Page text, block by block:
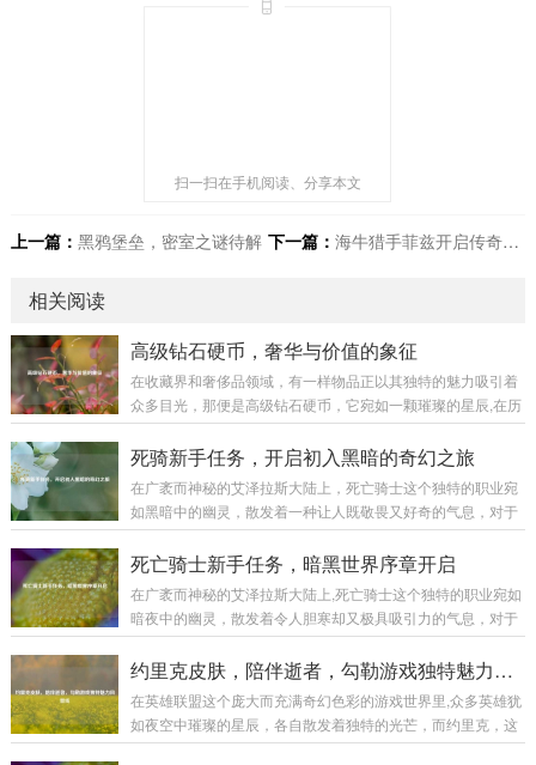
扫一扫在手机阅读、分享本文
上一篇： 黑鸦堡垒，密室之谜待解 下一篇： 海牛猎手菲兹开启传奇之旅
相关阅读
高级钻石硬币，奢华与价值的象征
在收藏界和奢侈品领域，有一样物品正以其独特的魅力吸引着
众多目光，那便是高级钻石硬币，它宛如一颗璀璨的星辰,在历
史与现代的交织中散发着迷人的光芒。 高级钻石硬币并非普通
的货币，它是艺术与工艺的完美融合，从外观上看，每一枚高
级钻石硬币都像是一件精心雕琢的艺术品，硬币的主体部分通
常由高品质的贵金属制成，如黄金、白银等，这些金属本身就
具有极高的价值和质感，它们的表面被工匠们运用精妙的工艺
又或许是镜面般的光洁,反射出耀眼的光芒。...
死骑新手任务，开启初入黑暗的奇幻之旅
在广袤而神秘的艾泽拉斯大陆上，死亡骑士这个独特的职业宛
如黑暗中的幽灵，散发着一种让人既敬畏又好奇的气息，对于
每一个初入这个职业世界的新手来说，死骑新手任务就像是一
把钥匙,开启了一段充满挑战与惊喜的奇幻之旅。 当你创建一个
死亡骑士角色，从冰封王座的阴影中苏醒的那一刻起，新手任
务便正式拉开了帷幕，首先映入眼帘的是那阴森恐怖的场景，
周围弥漫着冰冷的雾气，荒芜的大地，残败的建筑，仿佛都在
入了一个与其他职业截然不同的世界。 第...
死亡骑士新手任务，暗黑世界序章开启
在广袤而神秘的艾泽拉斯大陆上,死亡骑士这个独特的职业宛如
暗夜中的幽灵，散发着令人胆寒却又极具吸引力的气息，对于
新手玩家来说，死亡骑士的新手任务线就像是一扇通往黑暗力
量世界的大门，引领着他们开启一段充满奇幻与挑战的旅程。
当玩家创建死亡骑士角色后,首先会置身于一个阴森恐怖的场景
之中，这里弥漫着腐臭的气息，灰暗的天空下是一片荒芜的焦
土，残垣断壁间不时有幽灵般的生物飘荡而过，新手任务就在
约里克皮肤，陪伴逝者，勾勒游戏独特魅力风景线
在英雄联盟这个庞大而充满奇幻色彩的游戏世界里,众多英雄犹
如夜空中璀璨的星辰，各自散发着独特的光芒，而约里克，这
位守墓人英雄，以其神秘、暗黑的风格吸引了不少玩家的目